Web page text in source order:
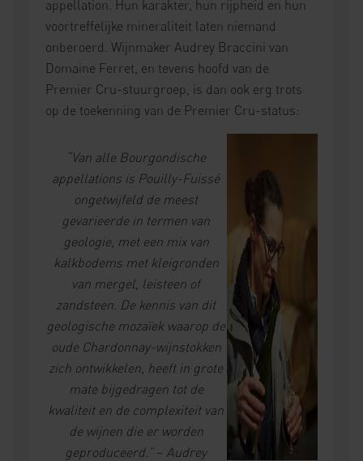
appellation. Hun karakter, hun rijpheid en hun
voortreffelijke mineraliteit laten niemand
onberoerd. Wijnmaker Audrey Braccini van
Domaine Ferret, en tevens hoofd van de
Premier Cru-stuurgroep, is dan ook erg trots
op de toekenning van de Premier Cru-status:
“Van alle Bourgondische
appellations is Pouilly-Fuissé
ongetwijfeld de meest
gevarieerde in termen van
geologie, met een mix van
kalkbodems met kleigronden
van mergel, leisteen of
zandsteen. De kennis van dit
geologische mozaïek waarop de
oude Chardonnay-wijnstokken
zich ontwikkelen, heeft in grote
mate bijgedragen tot de
kwaliteit en de complexiteit van
de wijnen die er worden
geproduceerd.”– Audrey